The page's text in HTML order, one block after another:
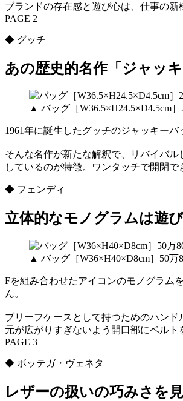
ブランドの存在感と遊び心は、仕事の
PAGE 2
◆ グッチ
あの歴史的名作「ジャッ
▲ バッグ［W36.5×H24.5×D4.5cm
1961年に誕生したグッチのジャッキー
そんな名作が新たな解釈で、リバイバ
しているのが特徴。ワンタッチで開閉で
◆ フェンディ
立体的なモノグラムは遊
▲ バッグ［W36×H40×D8cm］50万
Fを組み合わせたアイコンのモノグラム
ん。
ブリーフケースとして持つためのハン
元が広がりすぎないよう開口部にベルト
PAGE 3
◆ ボッテガ・ヴェネタ
レザーの扱いの巧みさを